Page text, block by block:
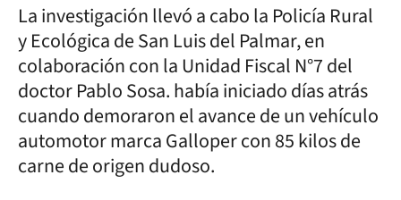
La investigación llevó a cabo la Policía Rural
y Ecológica de San Luis del Palmar, en
colaboración con la Unidad Fiscal N°7 del
doctor Pablo Sosa. había iniciado días atrás
cuando demoraron el avance de un vehículo
automotor marca Galloper con 85 kilos de
carne de origen dudoso.